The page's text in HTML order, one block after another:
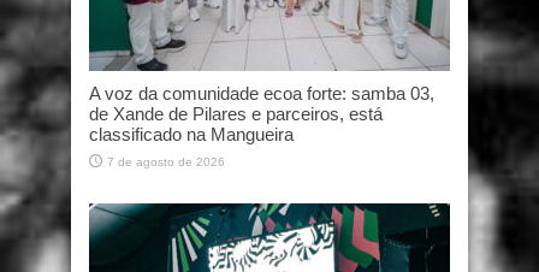
A voz da comunidade ecoa forte: samba 03,
de Xande de Pilares e parceiros, está
classificado na Mangueira
7 de agosto de 2026